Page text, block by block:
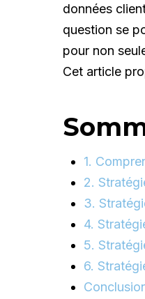
données
question se
pour non
Cet article
1.
2.
3.
4.
5.
6.